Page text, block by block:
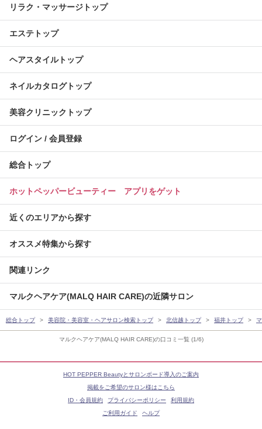
マルクヘアケア(MALQ HAIR CARE)の口コミ一覧 (1/6)
リラク・マッサージトップ
エステトップ
ヘアスタイルトップ
ネイルカタログトップ
美容クリニックトップ
ログイン / 会員登録
総合トップ
ホットペッパービューティー アプリをゲット
近くのエリアから探す
オススメ特集から探す
関連リンク
マルクヘアケア(MALQ HAIR CARE)の近隣サロン
総合トップ 美容院・美容室・ヘアサロン検索トップ 北信越トップ 福井トップ
HOT PEPPER Beautyとサロンボード導入のご案内
掲載をご希望のサロン様はこちら
ID・会員規約
プライバシーポリシー
利用規約
ご利用ガイド
ヘルプ